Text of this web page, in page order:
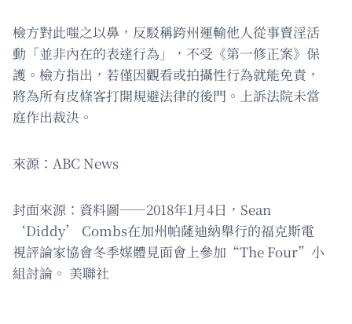
檢方對此嗤之以鼻，反駁稱跨州運輸他人從事賣淫活
動「並非內在的表達行為」，不受《第一修正案》保
護。檢方指出，若僅因觀看或拍攝性行為就能免責，
將為所有皮條客打開規避法律的後門。上訴法院未當
庭作出裁決。
來源：ABC News
封面來源：資料圖——2018年1月4日，Sean
‘Diddy’ Combs在加州帕薩迪納舉行的福克斯電
視評論家協會冬季媒體見面會上參加“The Four”小
組討論。 美聯社